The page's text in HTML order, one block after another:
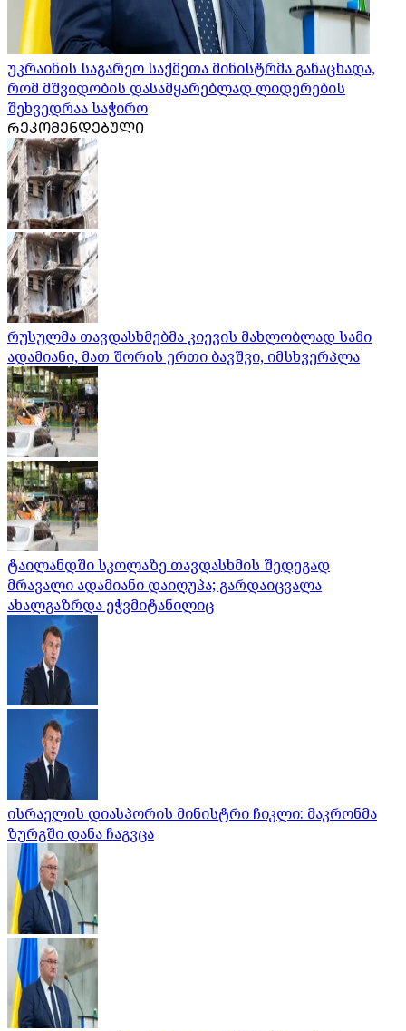
უკრაინის საგარეო საქმეთა მინისტრმა განაცხადა,
რომ მშვიდობის დასამყარებლად ლიდერების
შეხვედრაა საჭირო
ᲠᲔᲙᲝᲛᲔᲜᲓᲔᲑᲣᲚᲘ
რუსულმა თავდასხმებმა კიევის მახლობლად სამი
ადამიანი, მათ შორის ერთი ბავშვი, იმსხვერპლა
ტაილანდში სკოლაზე თავდასხმის შედეგად
მრავალი ადამიანი დაიღუპა; გარდაიცვალა
ახალგაზრდა ეჭვმიტანილიც
ისრაელის დიასპორის მინისტრი ჩიკლი: მაკრონმა
ზურგში დანა ჩაგვცა